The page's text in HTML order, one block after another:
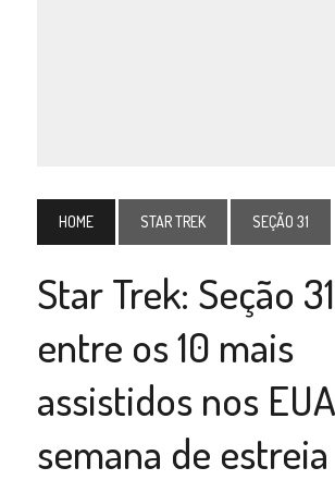
HOME STAR TREK SEÇÃO 31
Star Trek: Seção
entre os 10 mais
assistidos nos
semana de estreia